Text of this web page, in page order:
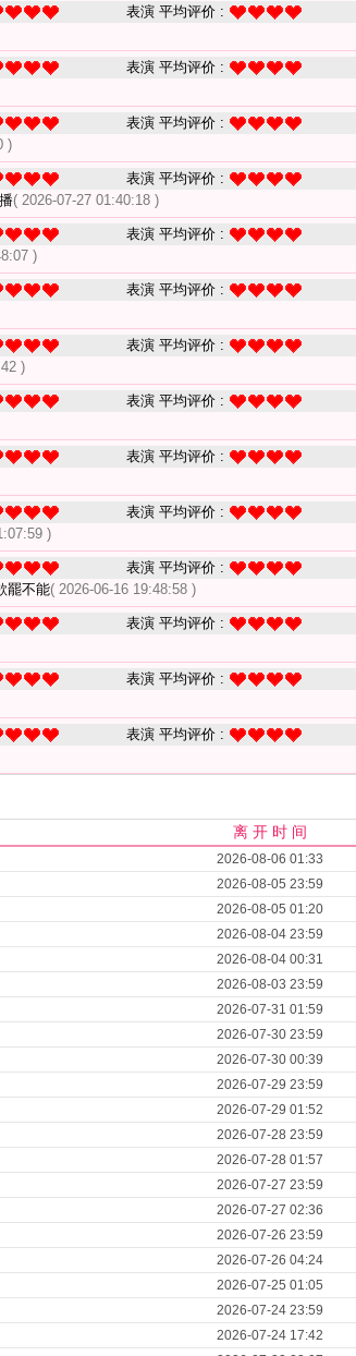
表演 平均评价 :
表演 平均评价 :
表演 平均评价 :
)
表演 平均评价 :
( 2026-07-27 01:40:18 )
表演 平均评价 :
)
表演 平均评价 :
表演 平均评价 :
)
表演 平均评价 :
表演 平均评价 :
表演 平均评价 :
)
表演 平均评价 :
罷不能( 2026-06-16 19:48:58 )
表演 平均评价 :
表演 平均评价 :
表演 平均评价 :
离 开 时 间
2026-08-06 01:33
2026-08-05 23:59
2026-08-05 01:20
2026-08-04 23:59
2026-08-04 00:31
2026-08-03 23:59
2026-07-31 01:59
2026-07-30 23:59
2026-07-30 00:39
2026-07-29 23:59
2026-07-29 01:52
2026-07-28 23:59
2026-07-28 01:57
2026-07-27 23:59
2026-07-27 02:36
2026-07-26 23:59
2026-07-26 04:24
2026-07-25 01:05
2026-07-24 23:59
2026-07-24 17:42